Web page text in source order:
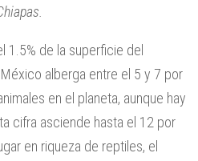
1.5% de la superficie del
alberga entre el 5 y 7 por
en el planeta, aunque hay
cifra asciende hasta el 12 por
en riqueza de reptiles, el